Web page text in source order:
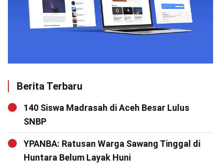
Berita Terbaru
140 Siswa Madrasah di Aceh Besar Lulus
SNBP
YPANBA: Ratusan Warga Sawang Tinggal di
Huntara Belum Layak Huni